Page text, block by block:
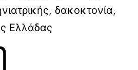
, δακοκτονία,
Ελλάδας